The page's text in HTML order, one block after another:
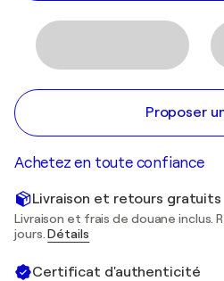
Proposer
Achetez en toute confiance
Livraison et retours gratuits
Livraison et frais de douane inclus.
jours.Détails
Certificat d'authenticité